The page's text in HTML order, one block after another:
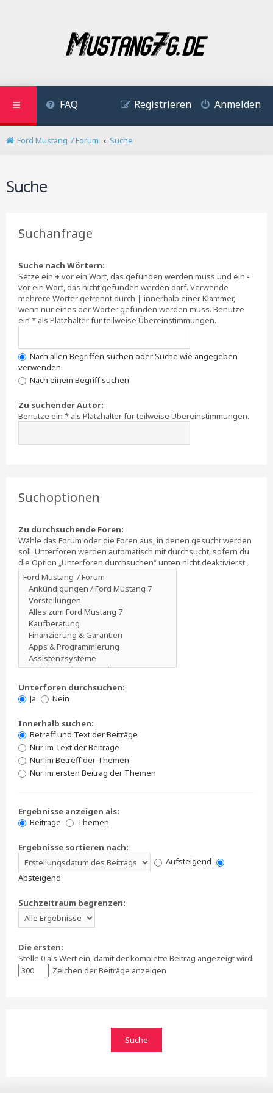
FAQ Anmelden
Registrieren
Ford Mustang 7 Forum Suche
Suche
Suchanfrage
Suche nach Wörtern:
Setze ein + vor ein Wort, das gefunden werden muss und ein -
vor ein Wort, das nicht gefunden werden darf. Verwende
mehrere Wörter getrennt durch | innerhalb einer Klammer,
wenn nur eines der Wörter gefunden werden muss. Benutze
ein * als Platzhalter für teilweise Übereinstimmungen.
Nach allen Begriffen suchen oder Suche wie angegeben
verwenden
Nach einem Begriff suchen
Zu suchender Autor:
Benutze ein * als Platzhalter für teilweise Übereinstimmungen.
Suchoptionen
Zu durchsuchende Foren:
Wähle das Forum oder die Foren aus, in denen gesucht werden
soll. Unterforen werden automatisch mit durchsucht, sofern du
die Option „Unterforen durchsuchen“ unten nicht deaktivierst.
Unterforen durchsuchen:
Ja
Nein
Innerhalb suchen:
Betreff und Text der Beiträge
Nur im Text der Beiträge
Nur im Betreff der Themen
Nur im ersten Beitrag der Themen
Ergebnisse anzeigen als:
Beiträge
Themen
Ergebnisse sortieren nach:
Aufsteigend
Absteigend
Suchzeitraum begrenzen:
Die ersten:
Stelle 0 als Wert ein, damit der komplette Beitrag angezeigt wird.
Zeichen der Beiträge anzeigen